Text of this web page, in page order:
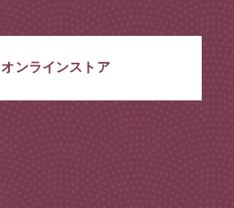
オンラインストア